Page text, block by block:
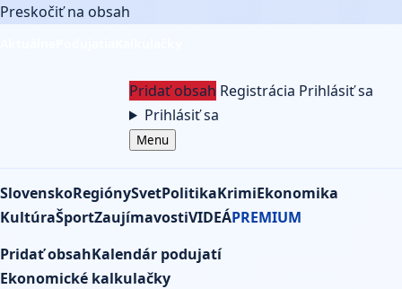
Preskočiť na obsah
Pridať obsah Registrácia Prihlásiť sa
Prihlásiť sa
Menu
SlovenskoRegiónySvetPolitikaKrimiEkonomika
KultúraŠportZaujímavostiVIDEÁPREMIUM
Pridať obsahKalendár podujatí
Ekonomické kalkulačky